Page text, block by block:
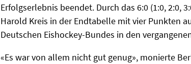
Erfolgserlebnis beendet. Durch das 6:0 (1:0, 2:0,
Harold Kreis in der Endtabelle mit vier Punkten
Deutschen Eishockey-Bundes in den
«Es war von allem nicht gut genug», monierte